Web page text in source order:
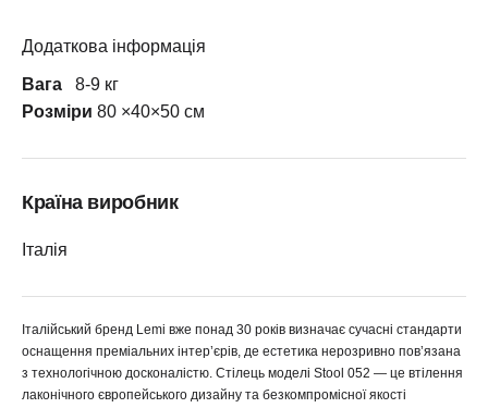
Додаткова інформація
Вага 8-9 кг
Розміри 80 ×40×50 см
Країна виробник
Італія
Італійський бренд Lemi вже понад 30 років визначає сучасні стандарти
оснащення преміальних інтер’єрів, де естетика нерозривно пов’язана
з технологічною досконалістю. Стілець моделі Stool 052 — це втілення
лаконічного європейського дизайну та безкомпромісної якості